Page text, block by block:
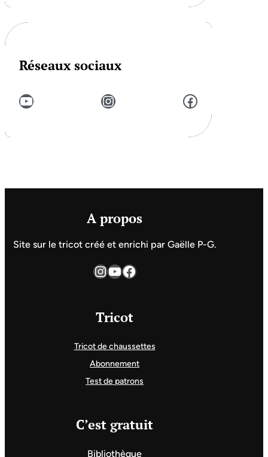
Réseaux sociaux
YouTube Instagram Facebook
A propos
Site sur le tricot créé et enrichi par Gaëlle P-G.
InstagramYouTube Facebook
Tricot
Tricot de chaussettes
Abonnement
Test de patrons
C’est gratuit
Bibliothèque